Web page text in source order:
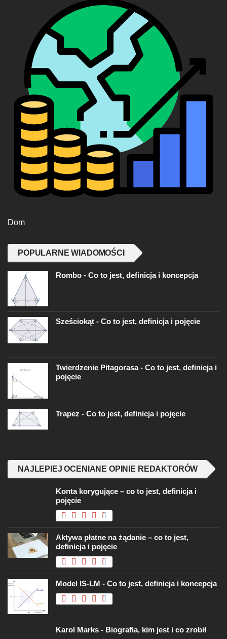
Dom
POPULARNE WIADOMOŚCI
Rombo - Co to jest, definicja i koncepcja
Sześciokąt - Co to jest, definicja i pojęcie
Twierdzenie Pitagorasa - Co to jest, definicja i
pojęcie
Trapez - Co to jest, definicja i pojęcie
NAJLEPIEJ OCENIANE OPINIE REDAKTORÓW
Konta korygujące – co to jest, definicja i
pojęcie
Aktywa płatne na żądanie – co to jest,
definicja i pojęcie
Model IS-LM - Co to jest, definicja i koncepcja
Karol Marks - Biografia, kim jest i co zrobił